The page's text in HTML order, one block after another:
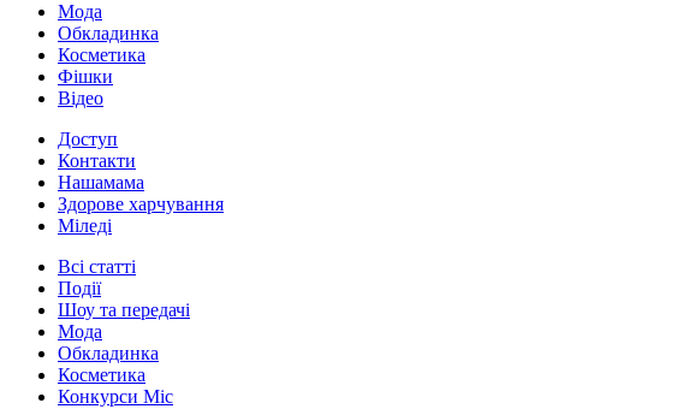
Мода
Обкладинка
Косметика
Фішки
Відео
Доступ
Контакти
Нашамама
Здорове харчування
Міледі
Всі статті
Події
Шоу та передачі
Мода
Обкладинка
Косметика
Конкурси Міс